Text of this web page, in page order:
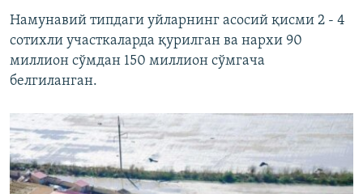
Намунавий типдаги уйларнинг асосий қисми 2 - 4
сотихли участкаларда қурилган ва нархи 90
миллион сўмдан 150 миллион сўмгача
белгиланган.​